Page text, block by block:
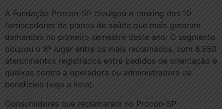
A Fundação Procon-SP divulgou o ranking dos 10
fornecedores de planos de saúde que mais geraram
demandas no primeiro semestre deste ano. O segmento
ocupou o 6º lugar entre os mais reclamados, com 6.550
atendimentos registrados entre pedidos de orientação e
queixas contra a operadora ou administradora de
benefícios (veja a lista).
Consumidores que reclamaram no Procon-SP